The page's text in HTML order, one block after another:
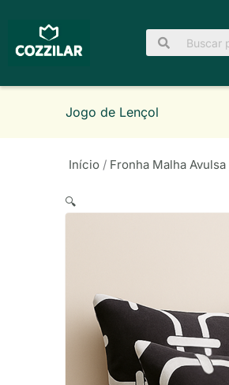
Pesquisar
por:
Jogo de Lençol
Início / Fronha Malha Avulsa
🔍